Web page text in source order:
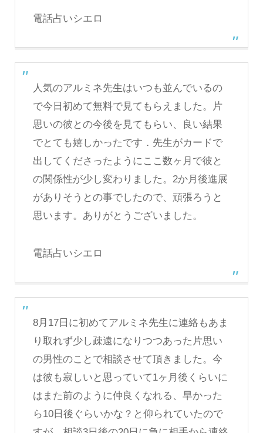
電話占いシエロ
人気のアルミネ先生はいつも並んでいるの
で今日初めて無料で見てもらえました。片
思いの彼との今後を見てもらい、良い結果
でとても嬉しかったです．先生がカードで
出してくださったようにここ数ヶ月で彼と
の関係性が少し変わりました。2か月後進展
がありそうとの事でしたので、頑張ろうと
思います。ありがとうございました。
電話占いシエロ
8月17日に初めてアルミネ先生に連絡もあま
り取れず少し疎遠になりつつあった片思い
の男性のことで相談させて頂きました。今
は彼も寂しいと思っていて1ヶ月後くらいに
はまた前のように仲良くなれる、早かった
ら10日後ぐらいかな？と仰られていたので